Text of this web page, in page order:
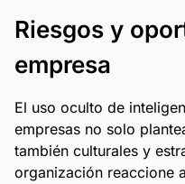
Riesgos y
empresa
El uso oculto de
empresas no solo
también culturales y
organización reaccione